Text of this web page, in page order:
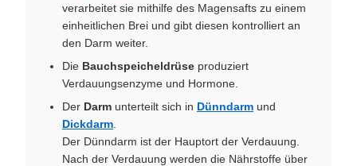
verarbeitet sie mithilfe des Magensafts zu einem
einheitlichen Brei und gibt diesen kontrolliert an
den Darm weiter.
Die Bauchspeicheldrüse produziert
Verdauungsenzyme und Hormone.
Der Darm unterteilt sich in Dünndarm und
Dickdarm
Der Dünndarm ist der Hauptort der Verdauung.
Nach der Verdauung werden die Nährstoffe über